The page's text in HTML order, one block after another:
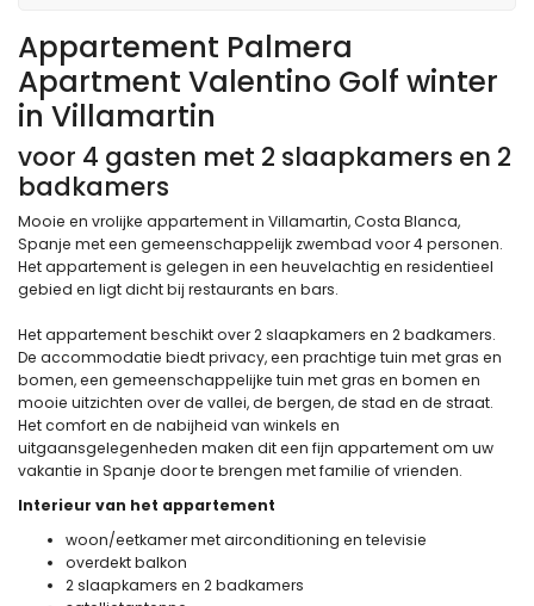
Appartement Palmera
Apartment Valentino Golf winter
in Villamartin
voor 4 gasten met 2 slaapkamers en 2
badkamers
Mooie en vrolijke appartement in Villamartin, Costa Blanca,
Spanje met een gemeenschappelijk zwembad voor 4 personen.
Het appartement is gelegen in een heuvelachtig en residentieel
gebied en ligt dicht bij restaurants en bars.
Het appartement beschikt over 2 slaapkamers en 2 badkamers.
De accommodatie biedt privacy, een prachtige tuin met gras en
bomen, een gemeenschappelijke tuin met gras en bomen en
mooie uitzichten over de vallei, de bergen, de stad en de straat.
Het comfort en de nabijheid van winkels en
uitgaansgelegenheden maken dit een fijn appartement om uw
vakantie in Spanje door te brengen met familie of vrienden.
Interieur van het appartement
woon/eetkamer met airconditioning en televisie
overdekt balkon
2 slaapkamers en 2 badkamers